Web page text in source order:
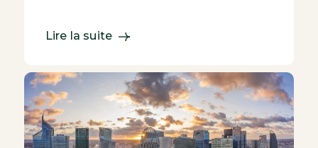
Lire la suite